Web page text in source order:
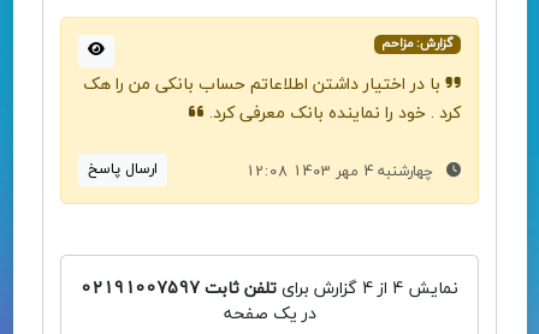
گزارش: مزاحم
با در اختیار داشتن اطلاعاتم حساب بانکی من را هک
کرد . خود را نماینده بانک معرفی کرد.
چهارشنبه 4 مهر 1403 12:08 ارسال پاسخ
نمایش 4 از 4 گزارش برای
تلفن ثابت 02191007597
در یک صفحه